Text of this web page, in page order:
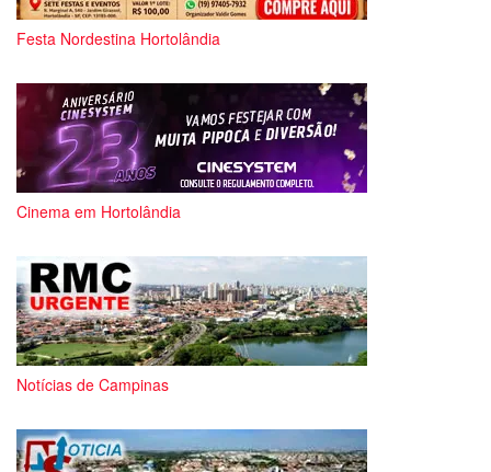
Festa Nordestina Hortolândia
Cinema em Hortolândia
Notícias de Campinas